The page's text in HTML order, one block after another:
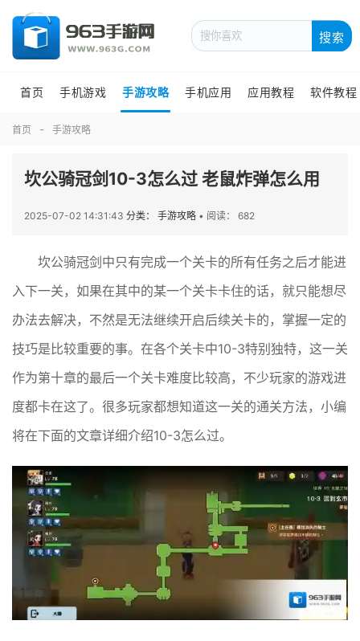
搜索
首页 手机游戏 手游攻略 手机应用 应用教程 软件教程
首页 手游攻略
坎公骑冠剑10-3怎么过 老鼠炸弹怎么用
2025-07-02 14:31:43 分类： 手游攻略 • 阅读： 682
坎公骑冠剑中只有完成一个关卡的所有任务之后才能进
入下一关，如果在其中的某一个关卡卡住的话，就只能想尽
办法去解决，不然是无法继续开启后续关卡的，掌握一定的
技巧是比较重要的事。在各个关卡中10-3特别独特，这一关
作为第十章的最后一个关卡难度比较高，不少玩家的游戏进
度都卡在这了。很多玩家都想知道这一关的通关方法，小编
将在下面的文章详细介绍10-3怎么过。